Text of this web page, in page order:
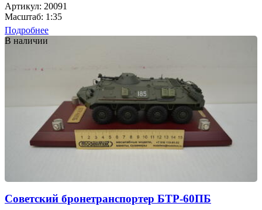
Артикул: 20091
Масштаб: 1:35
Подробнее
В наличии
Советский бронетранспортер БТР-60ПБ